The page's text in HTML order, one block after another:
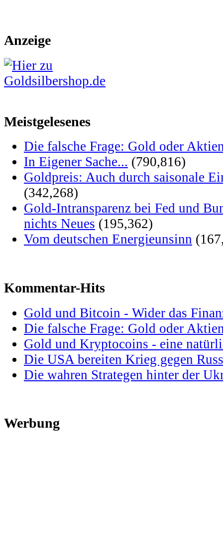
Anzeige
Meistgelesenes
Die falsche Frage: Gold oder
In Eigener Sache... (790,816)
Goldpreis: Auch durch saisonale
(342,268)
Gold-Intransparenz bei Fed und
nichts Neues (195,362)
Vom deutschen Energieunsinn
Kommentar-Hits
Gold und Bitcoin - Wider das
Die falsche Frage: Gold oder
Gold und Kryptocoins - eine
Die USA bereiten Krieg gegen
Die wahren Strategen hinter der
Werbung